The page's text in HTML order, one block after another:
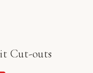
Cut-outs